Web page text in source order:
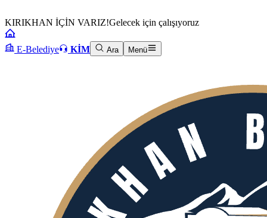
KIRIKHAN İÇİN VARIZ!Gelecek için çalışıyoruz
E-Belediye KİM Ara Menü